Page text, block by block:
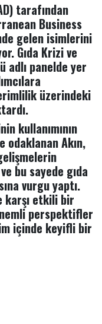
tarafından
Business
gelen isimlerini
Gıda Krizi ve
adlı panelde yer
üzerindeki
kullanımının
Akın,
bu sayede gıda
vurgu yaptı.
karşı etkili bir
perspektifler
içinde keyifli bir